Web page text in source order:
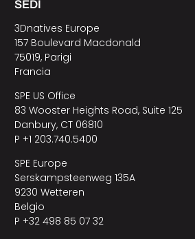
SEDI
3Dnatives Europe
157 Boulevard Macdonald
75019, Parigi
Francia
SPE US Office
83 Wooster Heights Road, Suite 125
Danbury, CT 06810
P +1 203.740.5400
SPE Europe
Serskampsteenweg 135A
9230 Wetteren
Belgio
P +32 498 85 07 32